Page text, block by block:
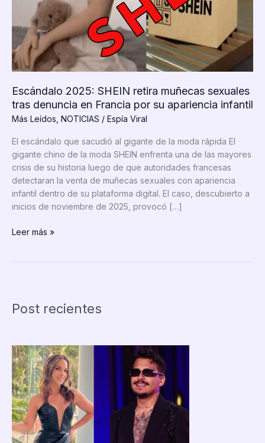
Escándalo 2025: SHEIN retira muñecas sexuales
tras denuncia en Francia por su apariencia infantil
Más Leídos NOTICIAS / Espía Viral
El escándalo que sacudió al gigante de la moda rápida El
gigante chino de la moda SHEIN enfrenta una de las mayores
crisis de su historia luego de que autoridades francesas
detectaran la venta de muñecas sexuales con apariencia
infantil dentro de su plataforma digital. El caso, descubierto a
inicios de noviembre de 2025, provocó […]
Escándalo
tras
Francia
por
su
apariencia
infantil
Leer más »
Post recientes